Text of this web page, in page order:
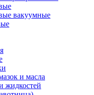
вакуумные
и масла
жидкостей